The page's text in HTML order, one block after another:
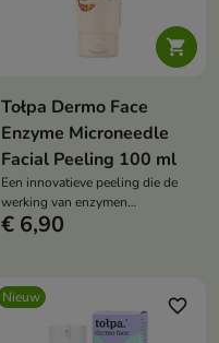

Tołpa Dermo Face
Enzyme Microneedle
Facial Peeling 100 ml
Een innovatieve peeling die de
werking van enzymen
combineert met het effect van
€ 6,90
Nieuw favorite_border